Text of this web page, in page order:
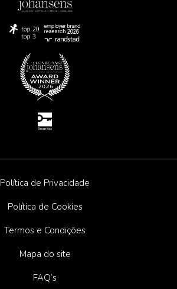
Política de Privacidade
Política de Cookies
Termos e Condições
Mapa do site
FAQ’s